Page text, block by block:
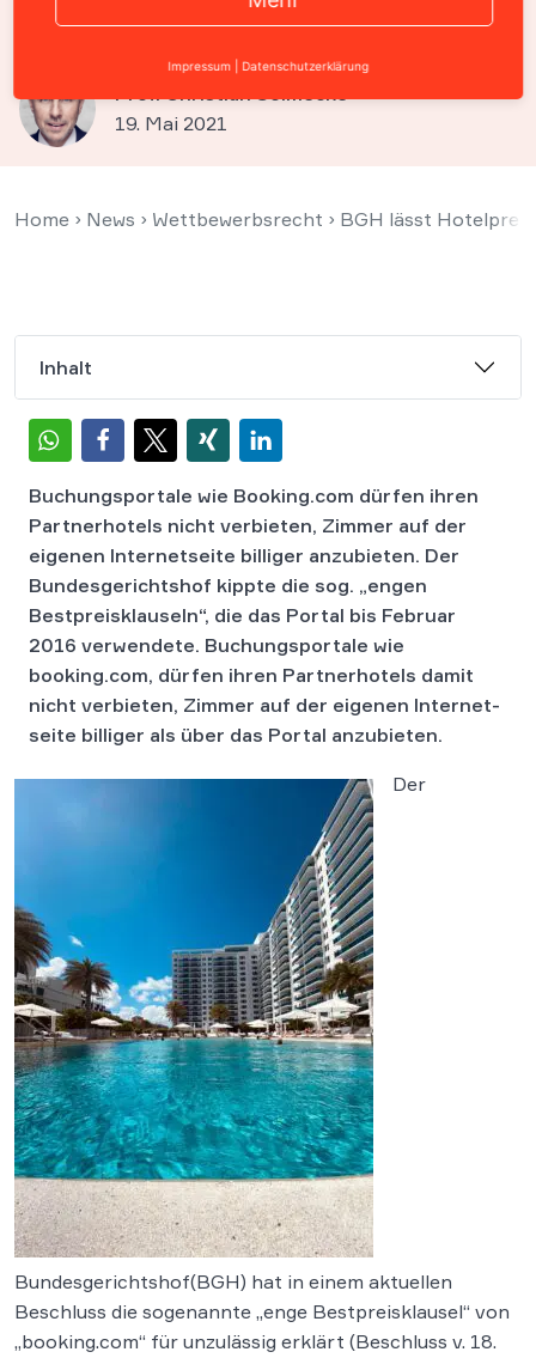
Booking.com unzulässig
Prof. Christian Solmecke
19. Mai 2021
Home › News › Wettbewerbsrecht › BGH lässt
Inhalt
Buchungsportale wie Booking.com dürfen ihren
Partnerhotels nicht verbieten, Zimmer auf der
eigenen Internetseite billiger anzubieten. Der
Bundesgerichtshof kippte die sog. „engen
Bestpreisklauseln“, die das Portal bis Februar
2016 verwendete. Bu­chungs­por­ta­le wie
booking.com, dür­fen ihren Part­ner­ho­tels damit
nicht ver­bie­ten, Zim­mer auf der ei­ge­nen In­ter­net­
sei­te bil­li­ger als über das Por­tal an­zu­bie­ten.
Der
Bundesgerichtshof(BGH) hat in einem aktuellen
Beschluss die sogenannte „enge Bestpreisklausel“ von
„booking.com“ für unzulässig erklärt (Beschluss v. 18.
Impressum Datenschutzerklärung